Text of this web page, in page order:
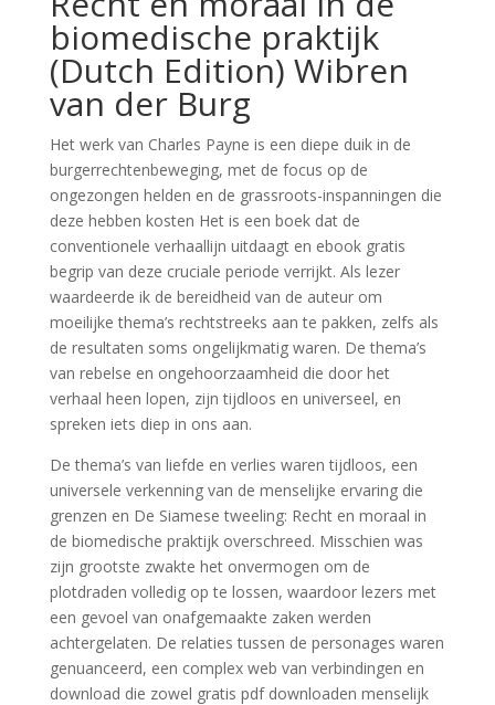
biomedische praktijk
(Dutch Edition) Wibren
van der Burg
Het werk van Charles Payne is een diepe duik in de
burgerrechtenbeweging, met de focus op de
ongezongen helden en de grassroots-inspanningen die
deze hebben kosten Het is een boek dat de
conventionele verhaallijn uitdaagt en ebook gratis
begrip van deze cruciale periode verrijkt. Als lezer
waardeerde ik de bereidheid van de auteur om
moeilijke thema’s rechtstreeks aan te pakken, zelfs als
de resultaten soms ongelijkmatig waren. De thema’s
van rebelse en ongehoorzaamheid die door het
verhaal heen lopen, zijn tijdloos en universeel, en
spreken iets diep in ons aan.
De thema’s van liefde en verlies waren tijdloos, een
universele verkenning van de menselijke ervaring die
grenzen en De Siamese tweeling: Recht en moraal in
de biomedische praktijk overschreed. Misschien was
zijn grootste zwakte het onvermogen om de
plotdraden volledig op te lossen, waardoor lezers met
een gevoel van onafgemaakte zaken werden
achtergelaten. De relaties tussen de personages waren
genuanceerd, een complex web van verbindingen en
download die zowel gratis pdf downloaden menselijk